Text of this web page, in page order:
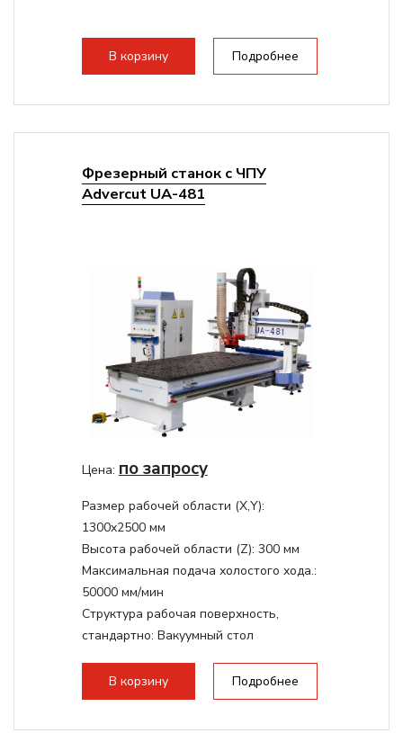
В корзину Подробнее
Фрезерный станок с ЧПУ
Advercut UA-481
Цена: по запросу
Размер рабочей области (Х,Y):
1300x2500 мм
Высота рабочей области (Z): 300 мм
Максимальная подача холостого хода.:
50000 мм/мин
Структура рабочая поверхность,
стандартно: Вакуумный стол
Мощность инвертора:
10500 Вт
Охлаждение шпинделя:Воздушное
В корзину Подробнее